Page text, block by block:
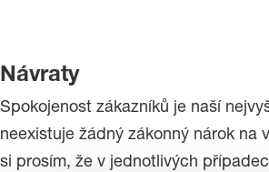
Návraty
Spokojenost zákazníků je naší
neexistuje žádný zákonný nárok na
si prosím, že v jednotlivých